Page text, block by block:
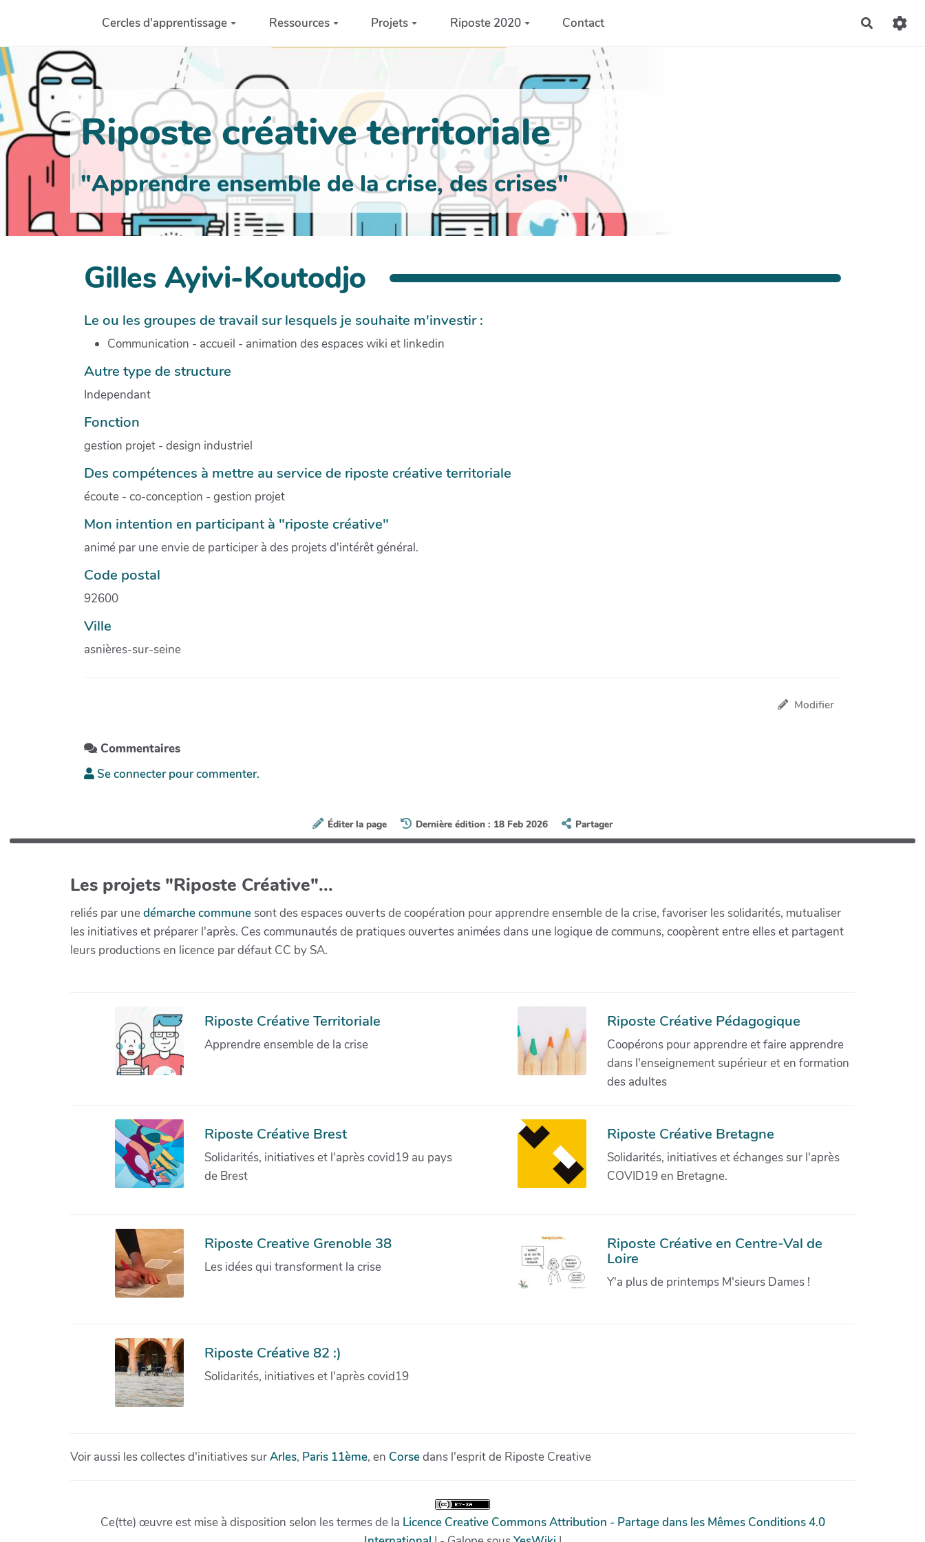
Aller au contenu principalCercles d'apprentissage Ressources Projets Riposte 2020 Contact
Riposte créative territoriale
"Apprendre ensemble de la crise, des crises"
Gilles Ayivi-Koutodjo
Le ou les groupes de travail sur lesquels je souhaite m'investir :
Communication - accueil - animation des espaces wiki et linkedin
Autre type de structure
Independant
Fonction
gestion projet - design industriel
Des compétences à mettre au service de riposte créative territoriale
écoute - co-conception - gestion projet
Mon intention en participant à "riposte créative"
animé par une envie de participer à des projets d'intérêt général.
Code postal
92600
Ville
asnières-sur-seine
Modifier
Commentaires
Se connecter pour commenter.
Éditer la page Dernière édition : 18 Feb 2026 Partager
Les projets "Riposte Créative"...
reliés par unedémarche communesont des espaces ouverts de coopération pour apprendre ensemble de la crise, favoriser les solidarités, mutualiser
les initiatives et préparer l'après. Ces communautés de pratiques ouvertes animées dans une logique de communs, coopèrent entre elles et partagent
leurs productions en licence par défaut CC by SA.
Riposte Créative Territoriale
Apprendre ensemble de la crise
Riposte Créative Pédagogique
Coopérons pour apprendre et faire apprendre
dans l'enseignement supérieur et en formation
des adultes
Riposte Créative Brest
Solidarités, initiatives et l'après covid19 au pays
de Brest
Riposte Créative Bretagne
Solidarités, initiatives et échanges sur l'après
COVID19 en Bretagne.
Riposte Creative Grenoble 38
Les idées qui transforment la crise
Riposte Créative en Centre-Val de
Loire
Y'a plus de printemps M'sieurs Dames !
Riposte Créative 82 :)
Solidarités, initiatives et l'après covid19
Voir aussi les collectes d'initiatives surArles, Paris 11ème, en Corsedans l'esprit de Riposte Creative
Ce(tte) œuvre est mise à disposition selon les termes de la Licence Creative Commons Attribution - Partage dans les Mêmes Conditions 4.0